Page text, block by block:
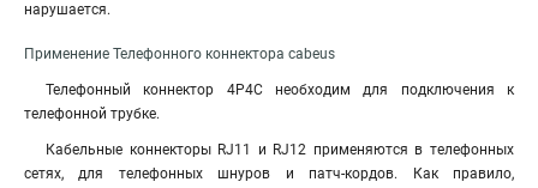
нарушается.
Применение Телефонного коннектора cabeus
Телефонный коннектор 4Р4С необходим для подключения к
телефонной трубке.
Кабельные коннекторы RJ11 и RJ12 применяются в телефонных
сетях, для телефонных шнуров и патч-кордов. Как правило,